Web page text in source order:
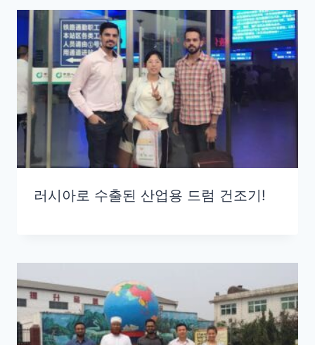
러시아로 수출된 산업용 드럼 건조기!